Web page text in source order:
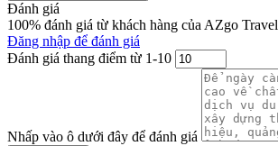
Đánh giá
100% đánh giá từ khách hàng của AZgo Travel
Đăng nhập để đánh giá
Đánh giá thang điểm từ 1-10
Nhấp vào ô dưới đây để đánh giá